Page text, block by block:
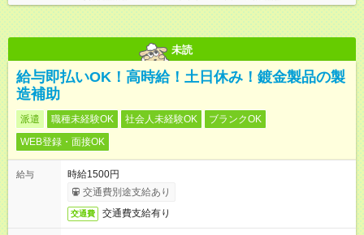
未読
給与即払いOK！高時給！土日休み！鍍金製品の製
造補助
派遣 職種未経験OK 社会人未経験OK
ブランクOK
WEB登録・面接OK
給与
時給1500円
交通費別途支給あり
交通費 交通費支給有り